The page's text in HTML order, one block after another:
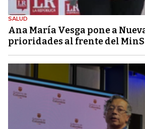
SALUD
Ana María Vesga pone a
prioridades al frente del